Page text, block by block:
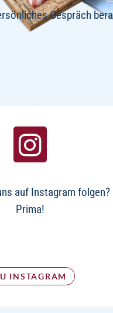
Gespräch
auf Instagram folgen?
Prima!
INSTAGRAM